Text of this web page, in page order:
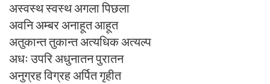
अस्वस्थ स्वस्थ अगला पिछला
अवनि अम्बर अनाहूत आहूत
अतुकान्त तुकान्त अत्यधिक अत्यल्प
अधः उपरि अधुनातन पुरातन
अनुग्रह विग्रह अर्पित गृहीत